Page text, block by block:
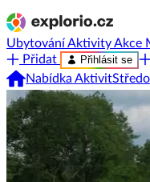
UbytováníAktivityAkce
Přidat
Přihlásit se
Nabídka Aktivit